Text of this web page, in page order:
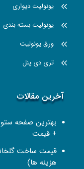
یونولیت دیواری
یونولیت بسته بندی
ورق یونولیت
تری دی پنل
آخرین مقالات
بهترین صفحه
+ قیمت
قیمت ساخت
هزینه ها)